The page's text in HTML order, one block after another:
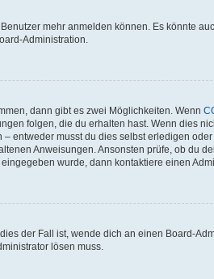
mehr anmelden können. Es könnte
Administration.
dann gibt es zwei Möglichkeiten. Wenn
folgen, die du erhalten hast. Wenn dies
entweder musst du dies selbst erledigen
Anweisungen. Ansonsten prüfe, ob du
wurde, dann kontaktiere einen
der Fall ist, wende dich an einen Board-
lösen muss.